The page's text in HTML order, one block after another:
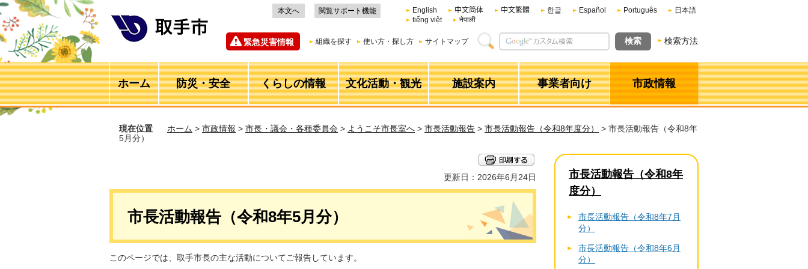
本文へ 閲覧サポート機能 English 中文简体 中文繁體 한글 Español Português
日本語
tiếng việt
नेपाली
緊急災害情報 組織を探す 使い方・探し方 サイトマップ 検索方法
ホーム 防災・安全 くらしの情報 文化活動・観光 施設案内 事業者向け 市政情報
現在位置 ホーム > 市政情報 > 市長・議会・各種委員会 > ようこそ市長室へ > 市長活動報告 > 市長活動報告（令和8年度分）
> 市長活動報告（令和8年
5月分）
更新日：2026年6月24日
市長活動報告（令和8年5月分）
このページでは、取手市長の主な活動についてご報告しています。
市長活動報告（令和8年
度分）
市長活動報告（令和8年7月
分）
市長活動報告（令和8年6月
分）